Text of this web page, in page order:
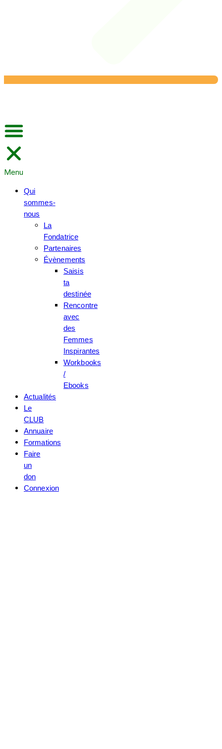
Menu
Qui
sommes-
nous
La
Fondatrice
Partenaires
Évènements
Saisis
ta
destinée
Rencontre
avec
des
Femmes
Inspirantes
Workbooks
/
Ebooks
Actualités
Le
CLUB
Annuaire
Formations
Faire
un
don
Connexion